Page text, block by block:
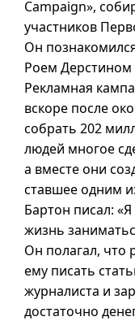
Campaign»,
участников
Он
Роем
Рекламная
вскоре после
собрать 202
людей многое
а вместе они
ставшее одним
Бартон писал:
жизнь
Он полагал, что
ему писать
журналиста и
достаточно